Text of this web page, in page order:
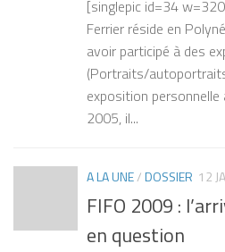
[singlepic id=34
Ferrier réside en
avoir participé à des
(Portraits/
exposition personnelle
2005, il...
A LA UNE/DOSSIER 12
FIFO 2009 :
en question